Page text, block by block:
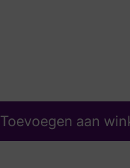
Toevoegen aan